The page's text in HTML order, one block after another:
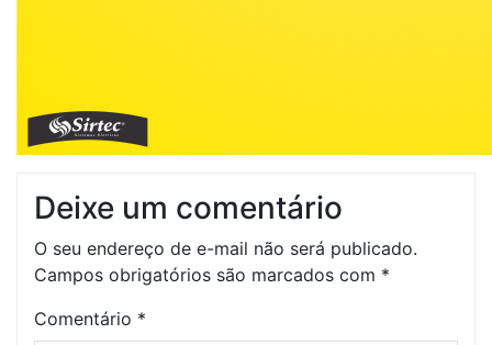
Deixe um comentário
O seu endereço de e-mail não será publicado.
Campos obrigatórios são marcados com *
Comentário *